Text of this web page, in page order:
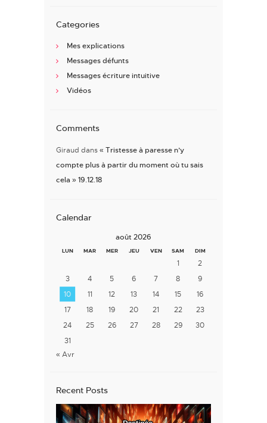
Categories
Mes explications
Messages défunts
Messages écriture intuitive
Vidéos
Comments
Giraud dans « Tristesse à paresse n’y
compte plus à partir du moment où tu sais
cela » 19.12.18
Calendar
août 2026
LUN MAR MER JEU VEN SAM DIM
1
2
3
4 5 6 7 8
9
10
11 12 13 14 15
16
17
18 19 20 21 22
23
24
25 26 27 28 29
30
31
« Avr
Recent Posts